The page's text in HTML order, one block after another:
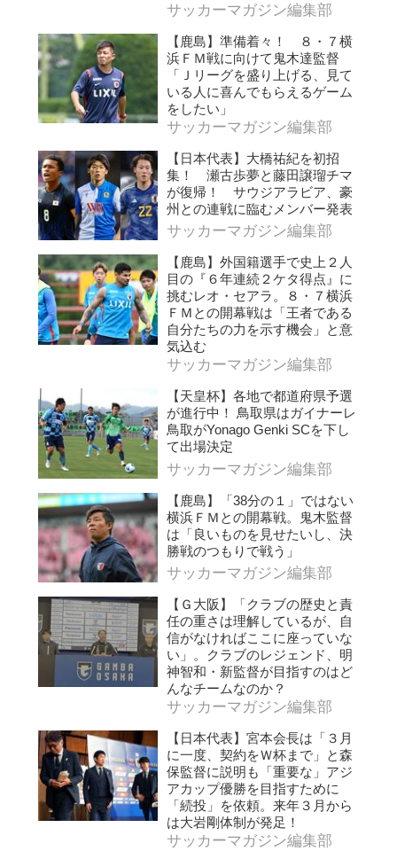
サッカーマガジン編集部
【鹿島】準備着々！ ８・７横
浜ＦＭ戦に向けて鬼木達監督
「Ｊリーグを盛り上げる、見て
いる人に喜んでもらえるゲーム
をしたい」
サッカーマガジン編集部
【日本代表】大橋祐紀を初招
集！ 瀬古歩夢と藤田譲瑠チマ
が復帰！ サウジアラビア、豪
州との連戦に臨むメンバー発表
サッカーマガジン編集部
【鹿島】外国籍選手で史上２人
目の『６年連続２ケタ得点』に
挑むレオ・セアラ。８・７横浜
ＦＭとの開幕戦は「王者である
自分たちの力を示す機会」と意
気込む
サッカーマガジン編集部
【天皇杯】各地で都道府県予選
が進行中！ 鳥取県はガイナーレ
鳥取がYonago Genki SCを下し
て出場決定
サッカーマガジン編集部
【鹿島】「38分の１」ではない
横浜ＦＭとの開幕戦。鬼木監督
は「良いものを見せたいし、決
勝戦のつもりで戦う」
サッカーマガジン編集部
【Ｇ大阪】「クラブの歴史と責
任の重さは理解しているが、自
信がなければここに座っていな
い」。クラブのレジェンド、明
神智和・新監督が目指すのはど
んなチームなのか？
サッカーマガジン編集部
【日本代表】宮本会長は「３月
に一度、契約をＷ杯まで」と森
保監督に説明も「重要な」アジ
アカップ優勝を目指すために
「続投」を依頼。来年３月から
は大岩剛体制が発足！
サッカーマガジン編集部